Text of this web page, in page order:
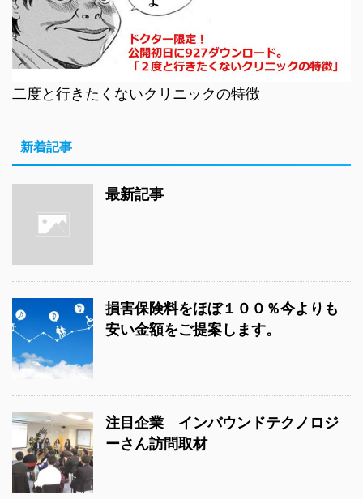
二度と行きたくないクリニックの特徴
新着記事
最新記事
損害保険料をほぼ１００％今よりも
安い金額をご提案します。
注目企業 インバウンドテクノロジ
ーさん訪問取材